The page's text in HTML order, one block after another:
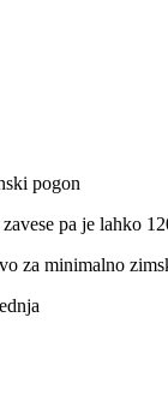
pogon
pa je lahko
za minimalno